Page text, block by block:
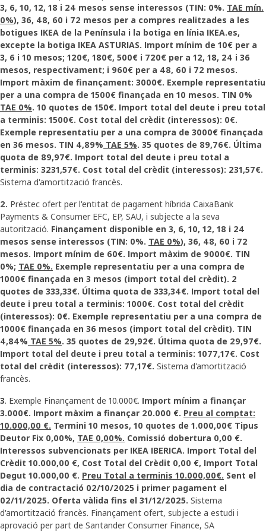
3, 6, 10, 12, 18 i 24 mesos sense interessos (TIN: 0%. TAE mín.
0%), 36, 48, 60 i 72 mesos per a compres realitzades a les
botigues IKEA de la Península i la botiga en línia IKEA.es,
excepte la botiga IKEA ASTURIAS. Import mínim de 10€ per a
3, 6 i 10 mesos; 120€, 180€, 500€ i 720€ per a 12, 18, 24 i 36
mesos, respectivament; i 960€ per a 48, 60 i 72 mesos.
Import màxim de finançament: 3000€. Exemple representatiu
per a una compra de 1500€ finançada en 10 mesos. TIN 0%
TAE 0%. 10 quotes de 150€. Import total del deute i preu total
a terminis: 1500€. Cost total del crèdit (interessos): 0€.
Exemple representatiu per a una compra de 3000€ finançada
en 36 mesos. TIN 4,89% TAE 5%. 35 quotes de 89,76€. Última
quota de 89,97€. Import total del deute i preu total a
terminis: 3231,57€. Cost total del crèdit (interessos): 231,57€.
Sistema d'amortització francès.
2. Préstec ofert per l'entitat de pagament híbrida CaixaBank
Payments & Consumer EFC, EP, SAU, i subjecte a la seva
autorització. Finançament disponible en 3, 6, 10, 12, 18 i 24
mesos sense interessos (TIN: 0%. TAE 0%), 36, 48, 60 i 72
mesos. Import mínim de 60€. Import màxim de 9000€. TIN
0%; TAE 0%. Exemple representatiu per a una compra de
1000€ finançada en 3 mesos (import total del crèdit). 2
quotes de 333,33€. Última quota de 333,34€. Import total del
deute i preu total a terminis: 1000€. Cost total del crèdit
(interessos): 0€. Exemple representatiu per a una compra de
1000€ finançada en 36 mesos (import total del crèdit). TIN
4,84% TAE 5%. 35 quotes de 29,92€. Última quota de 29,97€.
Import total del deute i preu total a terminis: 1077,17€. Cost
total del crèdit (interessos): 77,17€. Sistema d'amortització
francès.
3. Exemple Finançament de 10.000€. Import mínim a finançar
3.000€. Import màxim a finançar 20.000 €. Preu al comptat:
10.000,00 €. Termini 10 mesos, 10 quotes de 1.000,00€ Tipus
Deutor Fix 0,00%, TAE 0,00%. Comissió dobertura 0,00 €.
Interessos subvencionats per IKEA IBERICA. Import Total del
Crèdit 10.000,00 €, Cost Total del Crèdit 0,00 €, Import Total
Degut 10.000,00 €. Preu Total a terminis 10.000,00€. Sent el
dia de contractació 02/10/2025 i primer pagament el
02/11/2025. Oferta vàlida fins el 31/12/2025. Sistema
d'amortització francès. Finançament ofert, subjecte a estudi i
aprovació per part de Santander Consumer Finance, SA